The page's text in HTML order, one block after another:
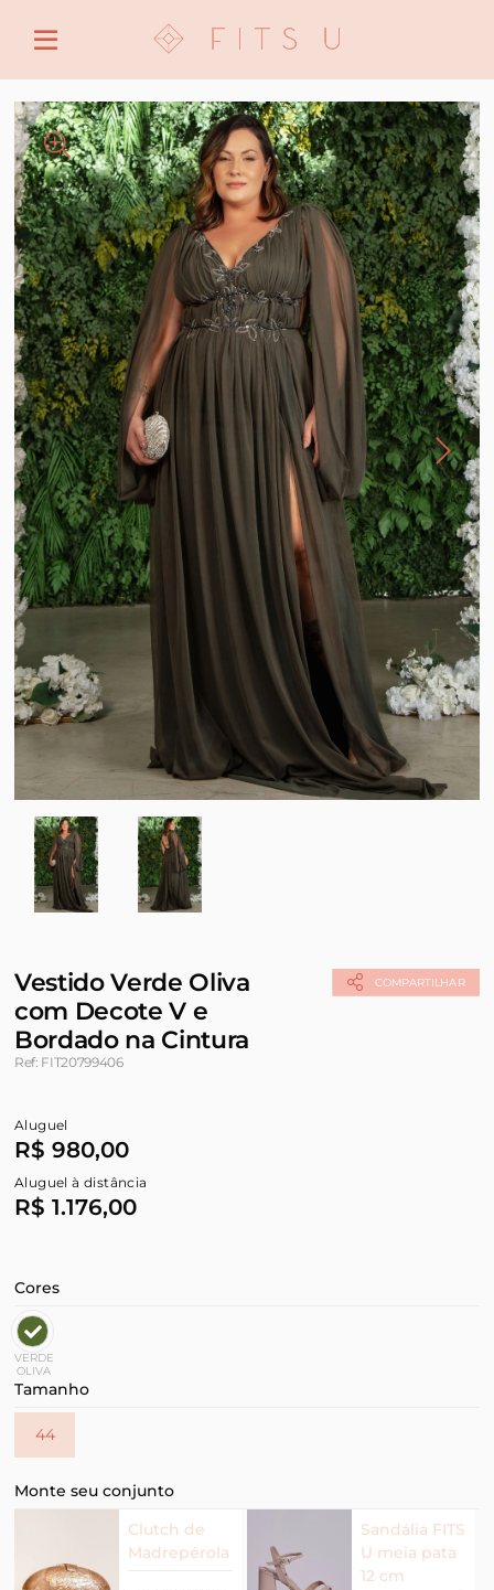
COMPARTILHAR
Vestido Verde Oliva
com Decote V e
Bordado na Cintura
Ref: FIT20799406
Aluguel
R$ 980,00
Aluguel à distância
R$ 1.176,00
Cores
VERDE
OLIVA
Tamanho
44
Monte seu conjunto
Clutch de
Madrepérola
Sandália FITS
U meia pata
12 cm